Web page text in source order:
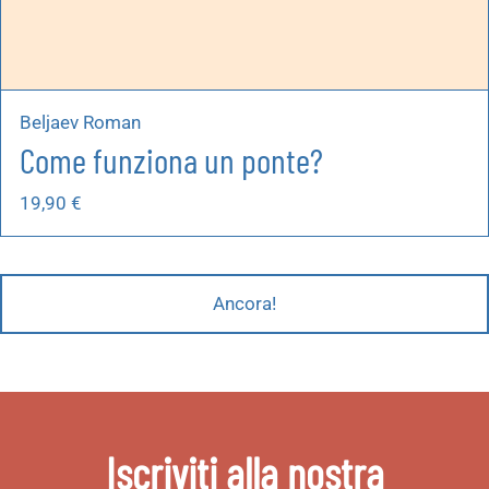
Beljaev Roman
Come funziona un ponte?
19,90 €
Ancora!
Iscriviti alla nostra